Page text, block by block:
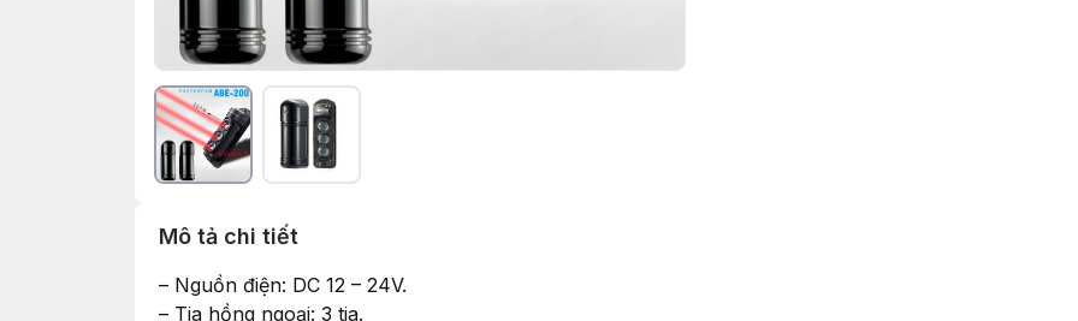
Mô tả chi tiết
– Nguồn điện: DC 12 – 24V.
– Tia hồng ngoại: 3 tia.